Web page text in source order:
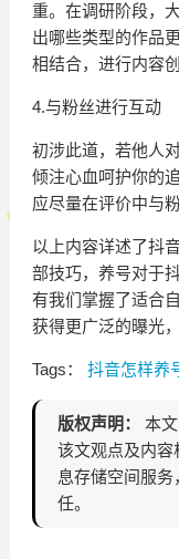
重。在调研阶段，
出哪些类型的作品
相结合，进行内容创
4.与粉丝进行互动
初涉此道，若他人
倾注心血呵护你的
应尽量在评价中与
以上内容详述了抖
部技巧，养号对于
有我们掌握了适合
获得更广泛的曝光
Tags： 抖音怎样养
版权声明：
本
该文观点及内
息存储空间服
任。